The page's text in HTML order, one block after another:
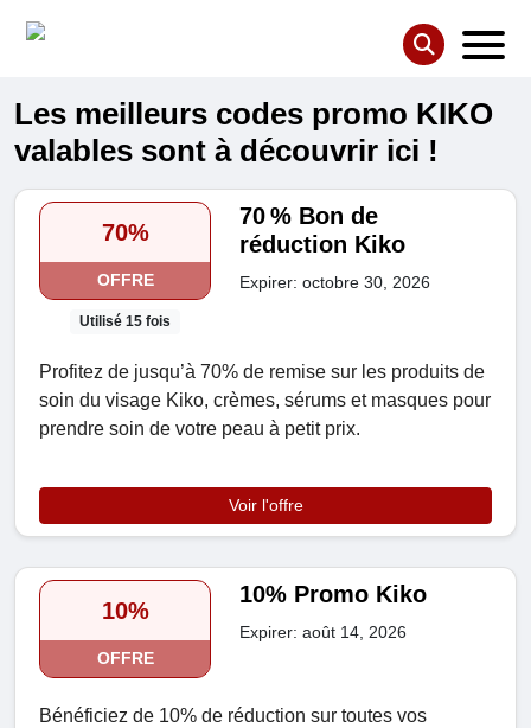
Les meilleurs codes promo KIKO
valables sont à découvrir ici !
70%
OFFRE
Utilisé 15 fois
70 % Bon de
réduction Kiko
Expirer: octobre 30, 2026
Profitez de jusqu’à 70% de remise sur les produits de
soin du visage Kiko, crèmes, sérums et masques pour
prendre soin de votre peau à petit prix.
Voir l'offre
10%
OFFRE
10% Promo Kiko
Expirer: août 14, 2026
Bénéficiez de 10% de réduction sur toutes vos